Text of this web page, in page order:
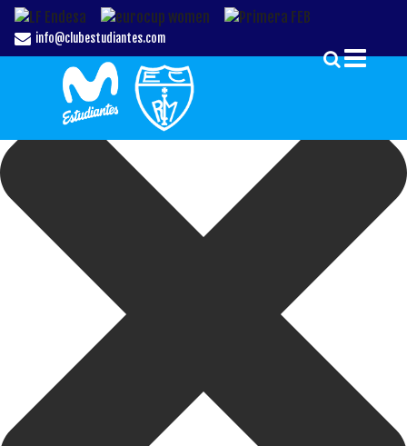
Gestionar el Consentimiento de las Cookies
info@clubestudiantes.com